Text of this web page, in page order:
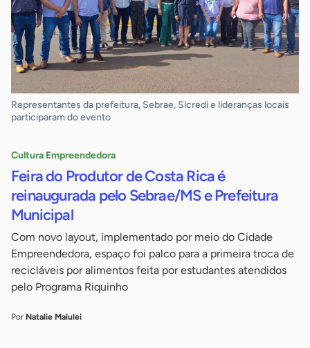
Representantes da prefeitura, Sebrae, Sicredi e lideranças locais
participaram do evento
Cultura Empreendedora
Feira do Produtor de Costa Rica é
reinaugurada pelo Sebrae/MS e Prefeitura
Municipal
Com novo layout, implementado por meio do Cidade
Empreendedora, espaço foi palco para a primeira troca de
recicláveis por alimentos feita por estudantes atendidos
pelo Programa Riquinho
Por Natalie Malulei